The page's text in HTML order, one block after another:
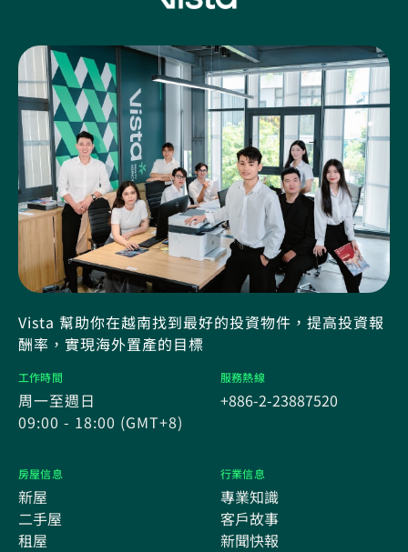
Vista 幫助你在越南找到最好的投資物件，提高投資報
酬率，實現海外置產的目標
工作時間
周一至週日
09:00 - 18:00 (GMT+8)
服務熱線
+886-2-23887520
房屋信息
新屋
二手屋
租屋
行業信息
專業知識
客戶故事
新聞快報